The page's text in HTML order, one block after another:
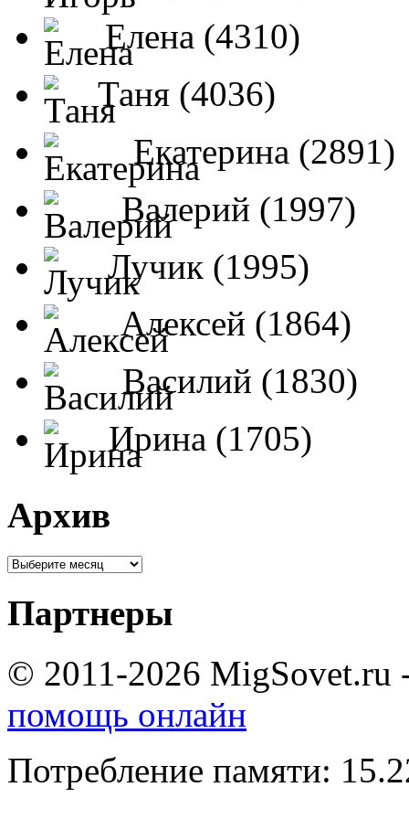
Елена (4310)
Таня (4036)
Екатерина (2891)
Валерий (1997)
Лучик (1995)
Алексей (1864)
Василий (1830)
Ирина (1705)
Архив
Партнеры
© 2011-2026 MigSovet.ru
помощь онлайн
Потребление памяти: